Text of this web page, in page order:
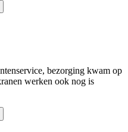
bezorging kwam op
werken ook nog is